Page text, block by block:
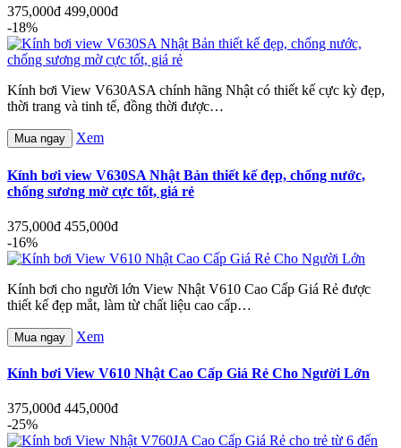
375,000đ 499,000đ
-18%
Kính bơi View V630ASA chính hãng Nhật có thiết kế cực kỳ đẹp,
thời trang và tinh tế, đồng thời được…
Mua ngay Xem
Kính bơi view V630SA Nhật Bản thiết kế đẹp, chống nước,
chống sương mờ cực tốt, giá rẻ
375,000đ 455,000đ
-16%
Kính bơi cho người lớn View Nhật V610 Cao Cấp Giá Rẻ được
thiết kế đẹp mắt, làm từ chất liệu cao cấp…
Mua ngay Xem
Kính bơi View V610 Nhật Cao Cấp Giá Rẻ Cho Người Lớn
375,000đ 445,000đ
-25%